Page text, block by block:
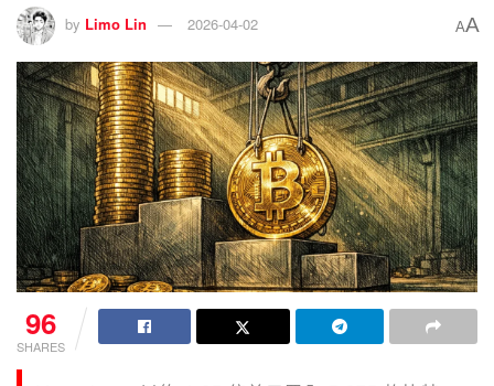
by Limo Lin 2026-04-02 AA
96
SHARES